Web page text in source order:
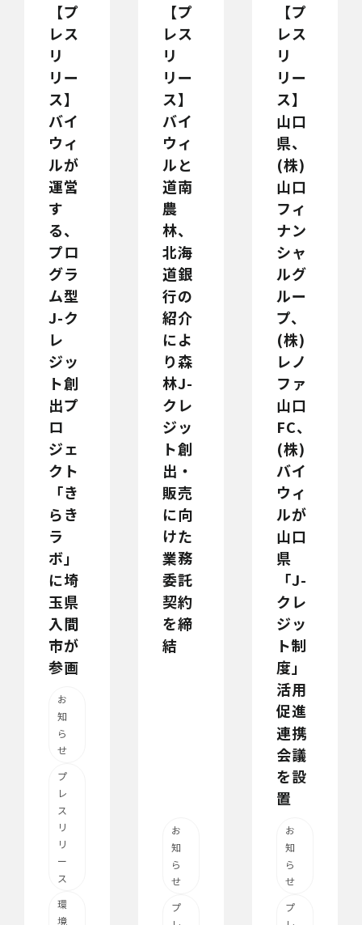
【プ
レス
リ
リー
ス】
バイ
ウィ
ルが
運営
す
る、
プロ
グラ
ム型
J-ク
レ
ジッ
ト創
出プ
ロ
ジェ
クト
「き
らき
ラ
ボ」
に埼
玉県
入間
市が
参画
お
知
ら
せ
プ
レ
ス
リ
リ
ー
ス
環
境
【プ
レス
リ
リー
ス】
バイ
ウィ
ルと
道南
農
林、
北海
道銀
行の
紹介
によ
り森
林J-
クレ
ジッ
ト創
出・
販売
に向
けた
業務
委託
契約
を締
結
お
知
ら
せ
プ
【プ
レス
リ
リー
ス】
山口
県、
(株)
山口
フィ
ナン
シャ
ルグ
ルー
プ、
(株)
レノ
ファ
山口
FC、
(株)
バイ
ウィ
ルが
山口
県
「J-
クレ
ジッ
ト制
度」
活用
促進
連携
会議
を設
置
お
知
ら
せ
プ